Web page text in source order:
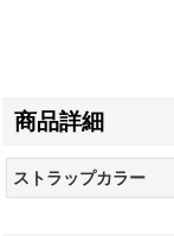
商品詳細
ストラップカラー